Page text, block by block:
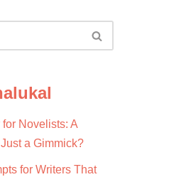
Novelists: A
a Gimmick?
for Writers That